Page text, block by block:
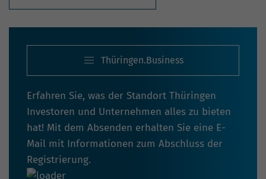
Thüringen.Business
Erfahren Sie, was der Standort Thüringen
Investoren und Unternehmen alles zu bieten
hat! Mit dem Absenden erhalten Sie eine E-
Mail mit Informationen zum Abschluss der
Registrierung.